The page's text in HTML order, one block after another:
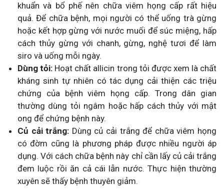
khuẩn và bổ phế nên chữa viêm họng cấp rất hiệu
quả. Để chữa bệnh, mọi người có thể uống trà gừng
hoặc kết hợp gừng với nước muối để súc miệng, hấp
cách thủy gừng với chanh, gừng, nghệ tươi để làm
siro và uống mỗi ngày.
Dùng tỏi: Hoạt chất allicin trong tỏi được xem là chất
kháng sinh tự nhiên có tác dụng cải thiện các triệu
chứng của bệnh viêm họng cấp. Trong dân gian
thường dùng tỏi ngâm hoặc hấp cách thủy với mật
ong để chứng bệnh này.
Củ cải trắng: Dùng củ cải trắng để chữa viêm họng
có đờm cũng là phương pháp được nhiều người áp
dụng. Với cách chữa bệnh này chỉ cần lấy củ cải trắng
đem luộc rồi ăn cả cái lẫn nước. Thực hiện thường
xuyên sẽ thấy bệnh thuyên giảm.